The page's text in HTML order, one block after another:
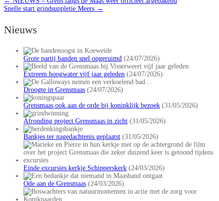
Snelle start grindsuppletie Meers →
Nieuws
Grote partij banden snel opgeruimd (24/07/2026)
Extreem hoogwater vijf jaar geleden (24/07/2026)
Droogte in Grensmaas (24/07/2026)
Grensmaas ook aan de orde bij koninklijk bezoek (31/05/2026)
Afronding project Grensmaas in zicht (31/05/2026)
Bankjes ter nagedachtenis geplaatst (31/05/2026)
Einde excursies kerkje Schipperskerk (24/03/2026)
Ode aan de Grensmaas (24/03/2026)